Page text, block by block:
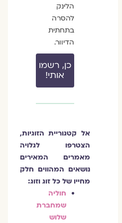
הלינק
להסרה
בתחתית
הדיוור.
כן, רשמו
אותי!
אל קטגוריית הזוגיות,
הצטרפו לגלויה
מאמרים המאירים
נושאים המהווים חלק
מחייו של כל זוג וזוג:
חוליה
שמחברת
שלוש